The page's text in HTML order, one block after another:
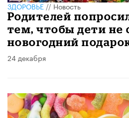
ЗДОРОВЬЕ//Новость
Родителей
тем, чтобы дети не
новогодний
24 декабря